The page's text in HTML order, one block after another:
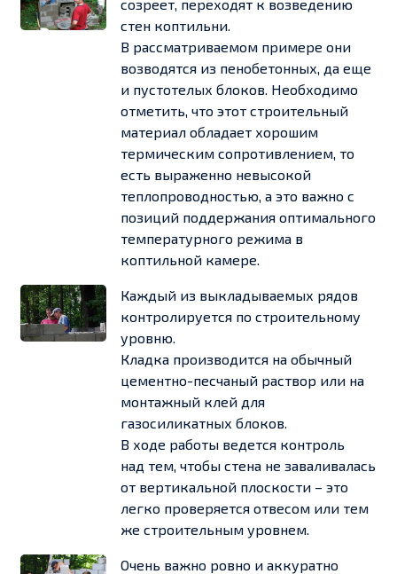
созреет, переходят к возведению
стен коптильни.
В рассматриваемом примере они
возводятся из пенобетонных, да еще
и пустотелых блоков. Необходимо
отметить, что этот строительный
материал обладает хорошим
термическим сопротивлением, то
есть выраженно невысокой
теплопроводностью, а это важно с
позиций поддержания оптимального
температурного режима в
коптильной камере.
Каждый из выкладываемых рядов
контролируется по строительному
уровню.
Кладка производится на обычный
цементно-песчаный раствор или на
монтажный клей для
газосиликатных блоков.
В ходе работы ведется контроль
над тем, чтобы стена не заваливалась
от вертикальной плоскости – это
легко проверяется отвесом или тем
же строительным уровнем.
Очень важно ровно и аккуратно